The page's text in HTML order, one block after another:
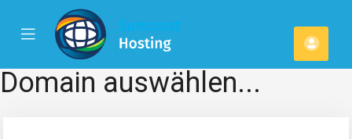
Mobile
Menu
Konto
Domain auswählen...